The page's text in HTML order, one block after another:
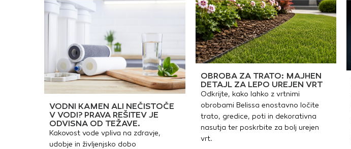
razpoka, dobro premošča
pa tudi lasaste, t.j. do 0,3
mm široke razpoke. Možen
je tudi nanos na dobro
oprijete stare akrilne,
silikatne in silikonske barvne
nanose in na dekorativne
omete vseh
vrst.Prebarvane površine
so dolgo odporne pred
okužbo z najbolj razširjenimi
vrstami zidnih alg in plesni,
zato je SILICONECOLOR
San EXTRA primeren tudi za
zidnimi algami in plesnimi
okuženih fasadnih površin,
če se jih pred tem učinkovito
VODNI KAMEN ALI NEČISTOČE
V VODI? PRAVA REŠITEV JE
ODVISNA OD TEŽAVE.
Kakovost vode vpliva na zdravje,
udobje in življenjsko dobo
OBROBA ZA TRATO: MAJHEN
DETAJL ZA LEPO UREJEN VRT
Odkrijte, kako lahko z vrtnimi
obrobami Belissa enostavno ločite
trato, gredice, poti in dekorativna
nasutja ter poskrbite za bolj urejen
vrt.